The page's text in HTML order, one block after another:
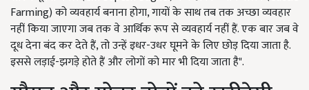
Farming) को व्यवहार्य बनाना होगा, गायों के साथ तब तक अच्छा व्यवहार
नहीं किया जाएगा जब तक वे आर्थिक रूप से व्यवहार्य नहीं हैं. एक बार जब वे
दूध देना बंद कर देते हैं, तो उन्हें इधर-उधर घूमने के लिए छोड़ दिया जाता है.
इससे लड़ाई-झगड़े होते हैं और लोगों को मार भी दिया जाता है".